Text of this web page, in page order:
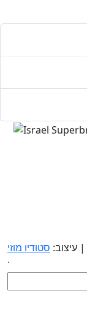
| עיצוב: סטודיו מוזי
.